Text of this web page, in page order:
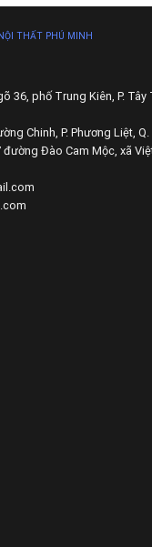
THẤT PHÚ MINH
36, phố Trung Kiên, P. Tây
Chinh, P. Phương Liệt,
Đào Cam Mộc, xã